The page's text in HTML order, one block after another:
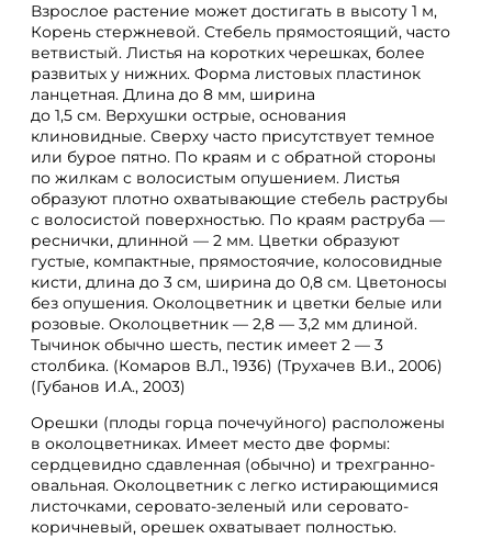
Взрослое растение может достигать в высоту 1 м,
Корень стержневой. Стебель прямостоящий, часто
ветвистый. Листья на коротких черешках, более
развитых у нижних. Форма листовых пластинок
ланцетная. Длина до 8 мм, ширина
до 1,5 см. Верхушки острые, основания
клиновидные. Сверху часто присутствует темное
или бурое пятно. По краям и с обратной стороны
по жилкам с волосистым опушением. Листья
образуют плотно охватывающие стебель раструбы
с волосистой поверхностью. По краям раструба —
реснички, длинной — 2 мм. Цветки образуют
густые, компактные, прямостоячие, колосовидные
кисти, длина до 3 см, ширина до 0,8 см. Цветоносы
без опушения. Околоцветник и цветки белые или
розовые. Околоцветник — 2,8 — 3,2 мм длиной.
Тычинок обычно шесть, пестик имеет 2 — 3
столбика. (Комаров В.Л., 1936) (Трухачев В.И., 2006)
(Губанов И.А., 2003)
Орешки (плоды горца почечуйного) расположены
в околоцветниках. Имеет место две формы:
сердцевидно сдавленная (обычно) и трехгранно-
овальная. Околоцветник с легко истирающимися
листочками, серовато-зеленый или серовато-
коричневый, орешек охватывает полностью.